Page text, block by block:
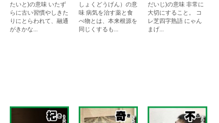
たいと)の意味 いたず
らに古い習慣やしきた
りにとらわれて、融通
がきかな...
しょくどうげん）の意
味 病気を治す薬と食
べ物とは、本来根源を
同じくするも...
だいじ)の意味 非常に
大切にすること。 コ
レ芝四字熟語 にゃん
まげ...